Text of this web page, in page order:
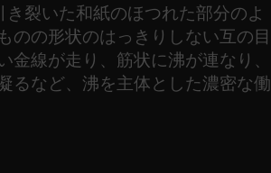
裂いた和紙のほつれた部分のよ
のの形状のはっきりしない互の目
線が走り、筋状に沸が連なり、
るなど、沸を主体とした濃密な働